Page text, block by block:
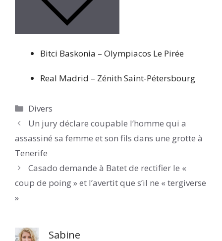
Bitci Baskonia – Olympiacos Le Pirée
Real Madrid – Zénith Saint-Pétersbourg
Catégories
Divers
Un jury déclare coupable l’homme qui a
assassiné sa femme et son fils dans une grotte à
Tenerife
Casado demande à Batet de rectifier le «
coup de poing » et l’avertit que s’il ne « tergiverse
»
Sabine